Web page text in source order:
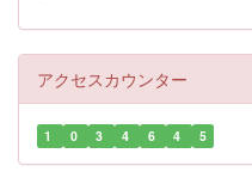
アクセスカウンター
1 0 3 4 6 4 5